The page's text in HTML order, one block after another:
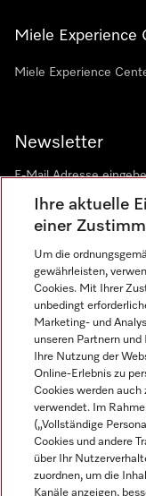
Miele Experience
Miele Experience
Newsletter
Sprache
DEUTSCH
Miele auf Instagram
Miele auf
Ihre aktuelle
einer
Um die
gewährleisten,
Cookies. Mit Ihrer
unbedingt
Marketing- und
unseren Partnern
Ihre Nutzung der
Online-Erlebnis zu
Cookies werden auch
verwendet. Im
(„Vollständige
Cookies und andere
über Ihr
zuordnen, um die
Kanäle anzeigen,